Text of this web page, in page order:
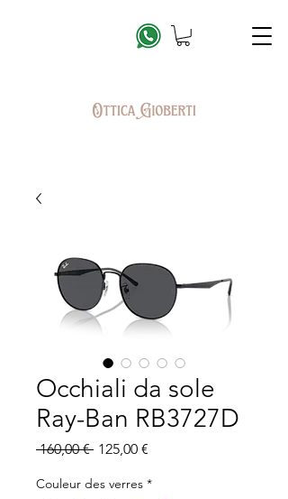
Occhiali da sole
Ray-Ban RB3727D
160,00 € Prix
125,00 €
Couleur des verres *